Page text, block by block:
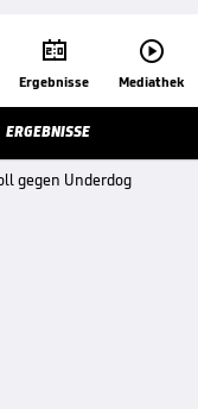

Ergebnisse

Mediathek
ERGEBNISSE
gegen Underdog